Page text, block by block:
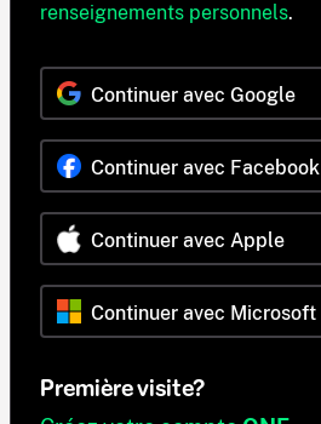
renseignements personnels.
Continuer avec Google
Continuer avec Facebook
Continuer avec Apple
Continuer avec Microsoft
Première visite?